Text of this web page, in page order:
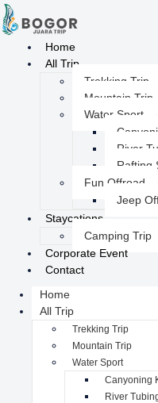
Home
All Trip
Trekking Trip
Mountain Trip
Water Sport
River
Rafting
Fun Offroad
Jeep
Staycations
Camping Trip
Corporate Event
Contact
Home
All Trip
Trekking Trip
Mountain Trip
Water Sport
Canyoning
River